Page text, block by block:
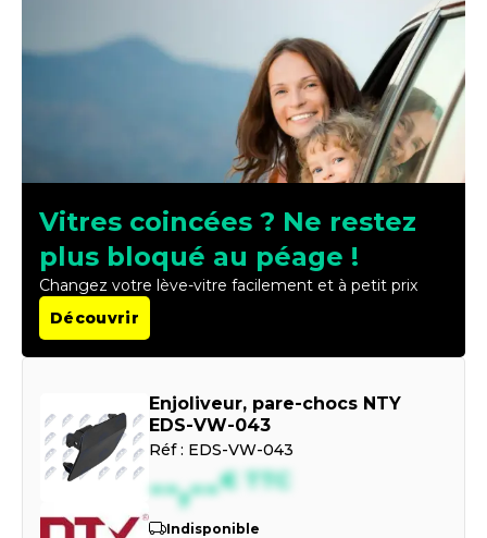
Vitres coincées ? Ne restez
plus bloqué au péage !
Changez votre lève-vitre facilement et à petit prix
Découvrir
Enjoliveur, pare-chocs NTY
EDS-VW-043
Réf : EDS-VW-043
--,--€ TTC
Indisponible